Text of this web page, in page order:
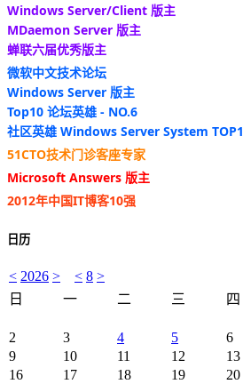
Windows Server/Client 版主
MDaemon Server 版主
蝉联六届优秀版主
微软中文技术论坛
Windows Server 版主
Top10 论坛英雄 - NO.6
社区英雄 Windows Server System TOP1
51CTO技术门诊客座专家
Microsoft Answers 版主
2012年中国IT博客10强
日历
< 2026 > < 8 >
日
一 二 三 四
2
3 4 5 6
9
10 11 12 13
16
17 18 19 20